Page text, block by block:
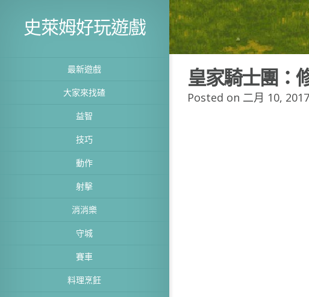
史萊姆好玩遊戲
最新遊戲
大家來找碴
益智
技巧
動作
射擊
消消樂
守城
賽車
料理烹飪
皇家騎士團：
Posted on 二月 10,